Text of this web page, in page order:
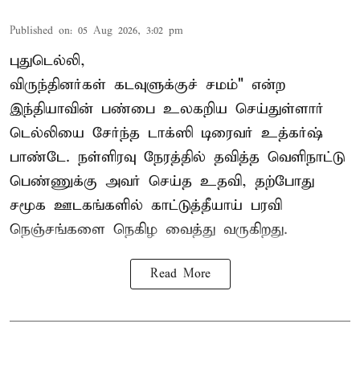
Published on: 05 Aug 2026, 3:02 pm
புதுடெல்லி,
விருந்தினர்கள் கடவுளுக்குச் சமம்" என்ற
இந்தியாவின் பண்பை உலகறிய செய்துள்ளார்
டெல்லியை சேர்ந்த டாக்ஸி டிரைவர் உத்கர்ஷ்
பாண்டே. நள்ளிரவு நேரத்தில் தவித்த வெளிநாட்டு
பெண்ணுக்கு அவர் செய்த உதவி, தற்போது
சமூக ஊடகங்களில் காட்டுத்தீயாய் பரவி
நெஞ்சங்களை நெகிழ வைத்து வருகிறது.
Read More